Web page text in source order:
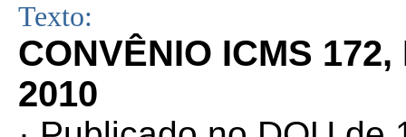
Texto:
CONVÊNIO ICMS
2010